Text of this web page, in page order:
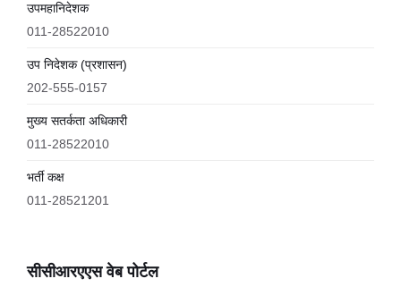
उपमहानिदेशक
011-28522010
उप निदेशक (प्रशासन)
202-555-0157
मुख्य सतर्कता अधिकारी
011-28522010
भर्ती कक्ष
011-28521201
सीसीआरएएस वेब पोर्टल